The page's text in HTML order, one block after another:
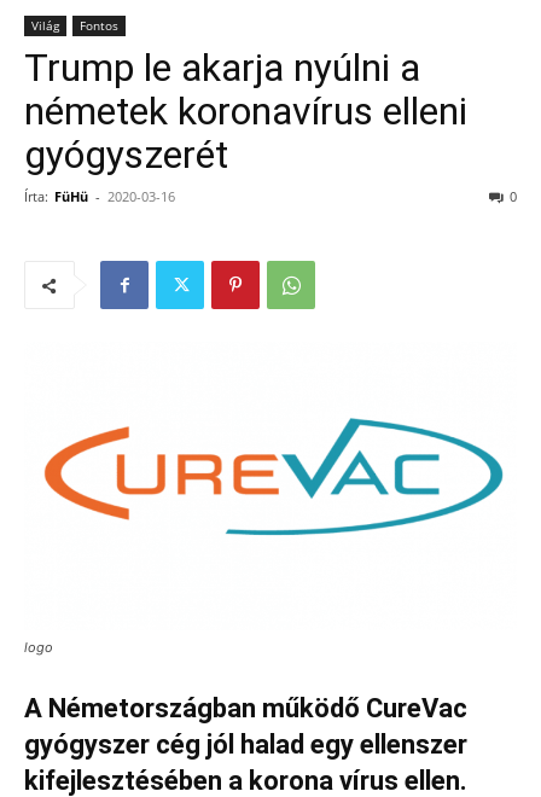
Világ Fontos
Trump le akarja nyúlni a
németek koronavírus elleni
gyógyszerét
Írta: FüHü - 2020-03-16 0
logo
A Németországban működő CureVac
gyógyszer cég jól halad egy ellenszer
kifejlesztésében a korona vírus ellen.